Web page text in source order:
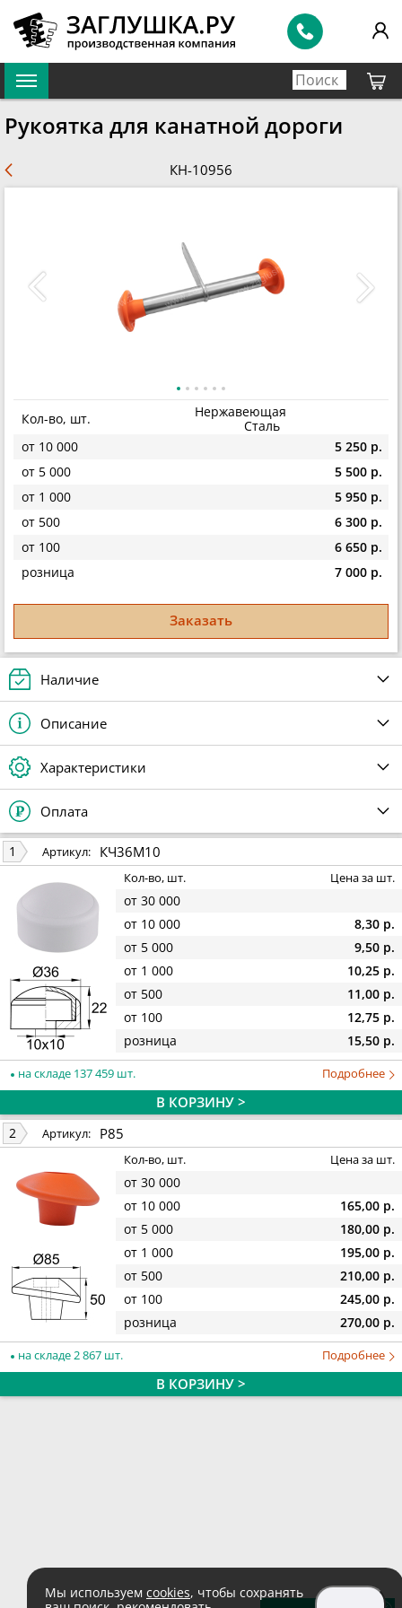
Рукоятка для канатной дороги
КН-10956
Кол-во, шт.
Нержавеющая
Сталь
от 10 000
5 250 р.
от 5 000
5 500 р.
от 1 000
5 950 р.
от 500
6 300 р.
от 100
6 650 р.
розница
7 000 р.
Заказать
Наличие
Описание
Характеристики
Оплата
1 Артикул: КЧ36М10
Кол-во, шт. Цена за шт.
от 30 000
от 10 000
8,30 р.
от 5 000
9,50 р.
от 1 000
10,25 р.
от 500
11,00 р.
от 100
12,75 р.
розница
15,50 р.
на складе 137 459 шт. Подробнее
В КОРЗИНУ >
2 Артикул: Р85
Кол-во, шт. Цена за шт.
от 30 000
от 10 000
165,00 р.
от 5 000
180,00 р.
от 1 000
195,00 р.
от 500
210,00 р.
от 100
245,00 р.
розница
270,00 р.
на складе 2 867 шт. Подробнее
В КОРЗИНУ >
Мы используем cookies, чтобы сохранять